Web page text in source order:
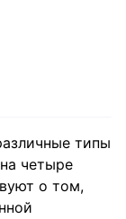
типы
четыре
о том,